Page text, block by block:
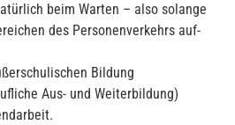
beim Warten – also solange
des Personenverkehrs auf-
Bildung
Aus- und Weiterbildung)